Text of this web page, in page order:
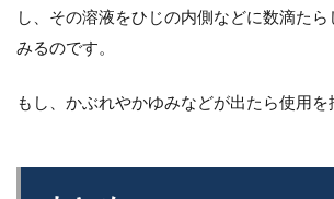
し、その溶液をひじの内側などに数滴た
みるのです。
もし、かぶれやかゆみなどが出たら使用を